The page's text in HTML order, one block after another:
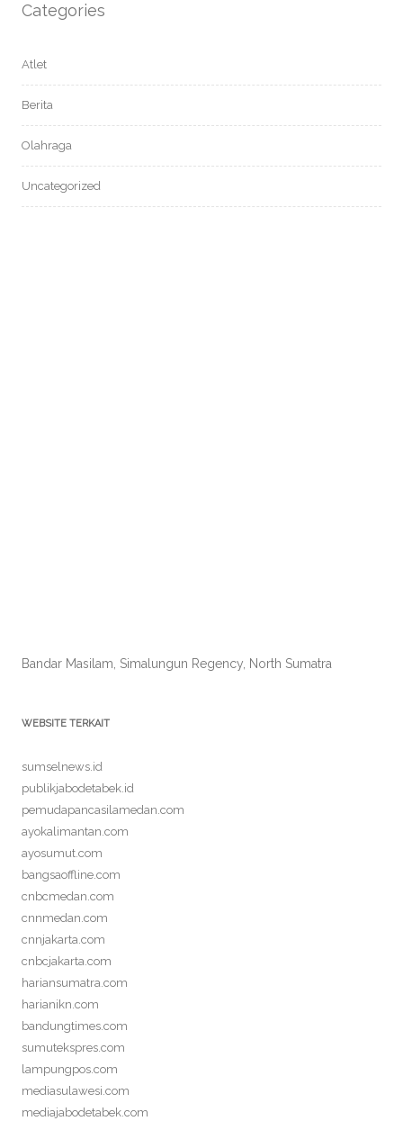
Categories
Atlet
Berita
Olahraga
Uncategorized
Bandar Masilam, Simalungun Regency, North Sumatra
WEBSITE TERKAIT
sumselnews.id
publikjabodetabek.id
pemudapancasilamedan.com
ayokalimantan.com
ayosumut.com
bangsaoffline.com
cnbcmedan.com
cnnmedan.com
cnnjakarta.com
cnbcjakarta.com
hariansumatra.com
harianikn.com
bandungtimes.com
sumutekspres.com
lampungpos.com
mediasulawesi.com
mediajabodetabek.com